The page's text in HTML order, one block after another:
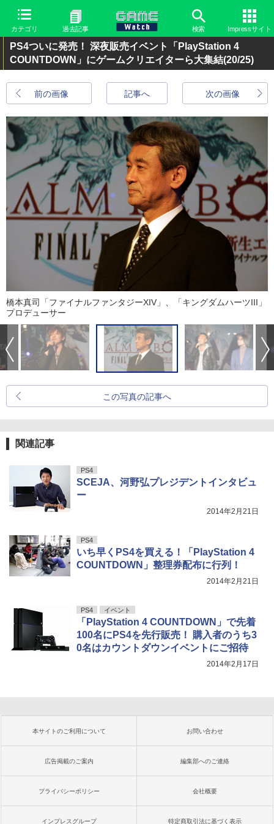
カテゴリ 過去記事 検索 Impressサイト
PS4ついに発売！ 深夜販売イベント「PlayStation 4
COUNTDOWN」にゲームクリエイターら大集結(20/25)
前の画像 次の画像
記事へ
橋本真司「ファイナルファンタジーXIV」、「キングダムハーツIII」
プロデューサー
この写真の記事へ
関連記事
PS4
SCEJA、河野弘プレジデントインタビュ
ー
2014年2月21日
PS4
いち早くPS4を買える！「PlayStation 4
COUNTDOWN」整理券配布に行列！
2014年2月21日
PS4 イベント
「PlayStation 4 COUNTDOWN」で先着
100名にPS4を先行販売！ 購入者のうち3
0名はカウントダウンイベントにご招待
2014年2月17日
本サイトのご利用について お問い合わせ
広告掲載のご案内 編集部へのご連絡
プライバシーポリシー 会社概要
インプレスグループ 特定商取引法に基づく表示